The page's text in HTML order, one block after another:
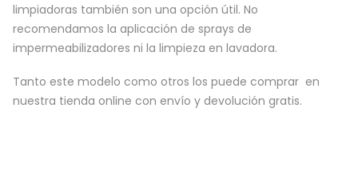
limpiadoras también son una opción útil. No
recomendamos la aplicación de sprays de
impermeabilizadores ni la limpieza en lavadora.
Tanto este modelo como otros los puede comprar en
nuestra tienda online con envío y devolución gratis.